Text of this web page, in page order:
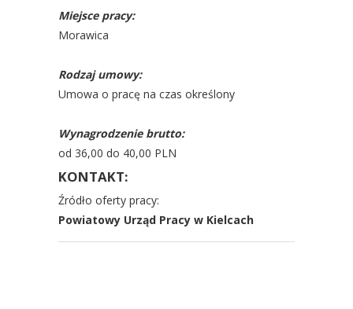
Miejsce pracy:
Morawica
Rodzaj umowy:
Umowa o pracę na czas określony
Wynagrodzenie brutto:
od 36,00 do 40,00 PLN
KONTAKT:
Źródło oferty pracy:
Powiatowy Urząd Pracy w Kielcach